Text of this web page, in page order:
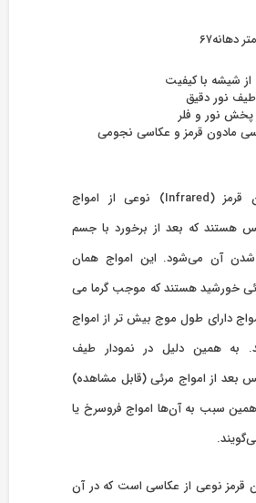
از شیشه با کیفیت
طیف نور دقیق
پخش نور و فلر
مادون قرمز و عکاسی نجومی
امواج مادون قرمز (Infrared) نوعی از امواج
هستند که بعد از برخورد با جسم
آن می‌شود. این امواج همان
خورشید هستند که موجب گرما می
دارای طول موج بیش تر از امواج
به همین دلیل در نمودار طیف
بعد از امواج مرئی (قابل مشاهده)
همین سبب به آن‌ها امواج فروسرخ یا
قرمز نوعی از عکاسی است که در آن